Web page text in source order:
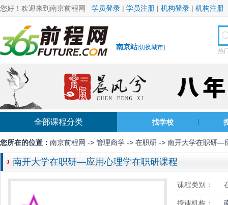
您好！欢迎来到南京前程网 学员登录 | 学员注册 | 机构登录 | 机构注册
南京站[切换城市] 热
全部课程分类 找学校
您所在的位置： 南京前程网 -> 管理商学 -> 在职研 -> 南开大学在职研—
南开大学在职研—应用心理学在职研课程
课程类别：
授课机构：